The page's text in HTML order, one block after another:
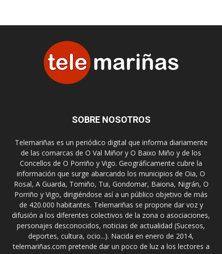
SOBRE NOSOTROS
Telemariñas es un periódico digital que informa diariamente
de las comarcas de O Val Miñor y O Baixo Miño y de los
Concellos de O Porriño y Vigo. Geográficamente cubre la
información que surge abarcando los municipios de Oia, O
Rosal, A Guarda, Tomiño, Tui, Gondomar, Baiona, Nigrán, O
Porriño y Vigo, dirigiéndose así a un público objetivo de más
de 420.000 habitantes. Telemariñas se propone dar voz y
difusión a los diferentes colectivos de la zona o asociaciones,
personajes desconocidos, noticias de actualidad (Sucesos,
deportes, cultura, ocio...). Nacida en enero de 2014,
telemariñas.com pretende dar un poco de luz a los lectores a